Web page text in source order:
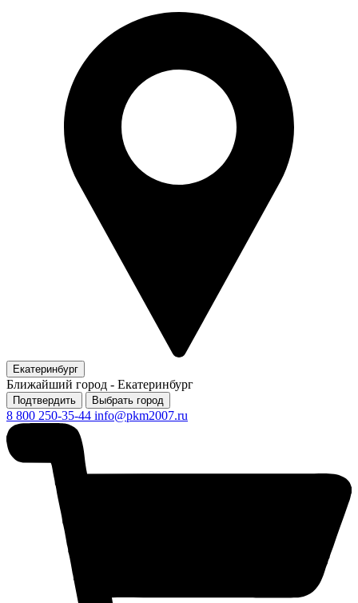
Екатеринбург
Ближайший город - Екатеринбург
Подтвердить Выбрать город
8 800 250-35-44 info@pkm2007.ru